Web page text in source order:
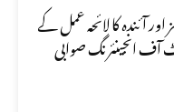
آئندہ کا لائحہ عمل کے
انجینئرنگ صوابی